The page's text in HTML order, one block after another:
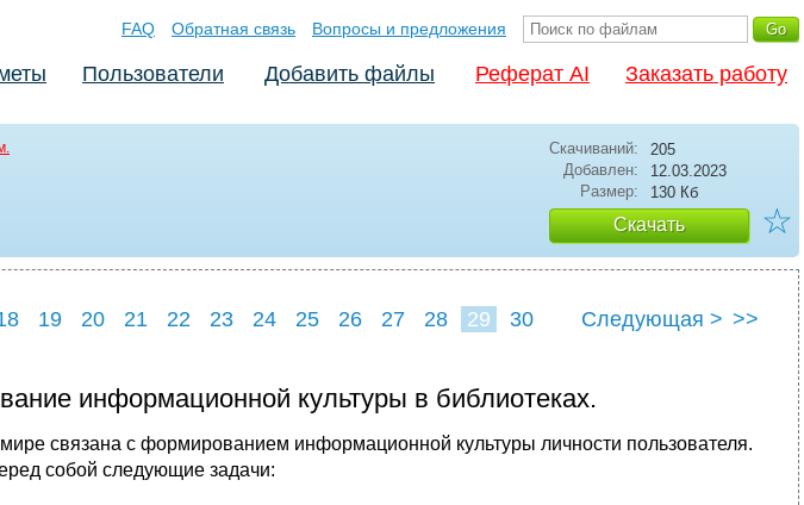
FAQ Обратная связь Вопросы и предложения
Пользователи Добавить файлы Реферат AI Заказать работу
Скачиваний:
205
Добавлен:
12.03.2023
Размер:
130 Кб
Скачать ☆
19 20 21 22 23 24 25 26 27 28 29 30 Следующая > >>
информационной культуры в библиотеках.
связана с формированием информационной культуры личности пользователя.
собой следующие задачи: